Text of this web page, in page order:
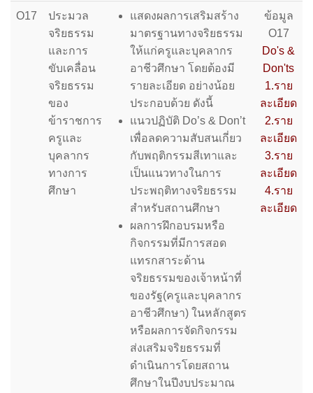
O17
ประมวล
จริยธรรม
และการ
ขับเคลื่อน
จริยธรรม
ของ
ข้าราชการ
ครูและ
บุคลากร
ทางการ
ศึกษา
แสดงผลการเสริมสร้าง
มาตรฐานทางจริยธรรม
ให้แก่ครูและบุคลากร
อาชีวศึกษา โดยต้องมี
รายละเอียด อย่างน้อย
ประกอบด้วย ดังนี้
แนวปฏิบัติ Do’s & Don’t
เพื่อลดความสับสนเกี่ยว
กับพฤติกรรมสีเทาและ
เป็นแนวทางในการ
ประพฤติทางจริยธรรม
สำหรับสถานศึกษา
ผลการฝึกอบรมหรือ
กิจกรรมที่มีการสอด
แทรกสาระด้าน
จริยธรรมของเจ้าหน้าที่
ของรัฐ(ครูและบุคลากร
อาชีวศึกษา) ในหลักสูตร
หรือผลการจัดกิจกรรม
ส่งเสริมจริยธรรมที่
ดำเนินการโดยสถาน
ศึกษาในปีงบประมาณ
ข้อมูล
O17
Do's &
Don'ts
1.ราย
ละเอียด
2.ราย
ละเอียด
3.ราย
ละเอียด
4.ราย
ละเอียด